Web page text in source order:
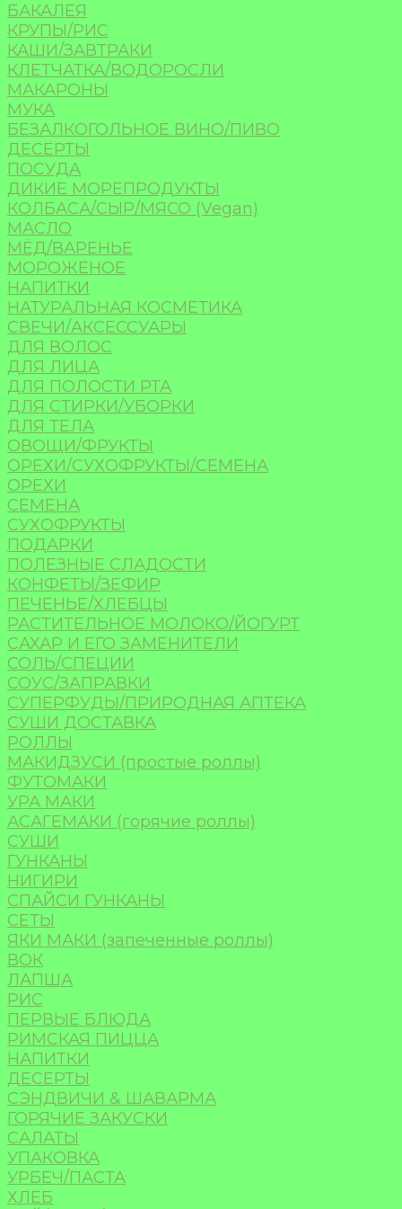
БАКАЛЕЯ
КРУПЫ/РИС
КАШИ/ЗАВТРАКИ
КЛЕТЧАТКА/ВОДОРОСЛИ
МАКАРОНЫ
МУКА
БЕЗАЛКОГОЛЬНОЕ ВИНО/ПИВО
ДЕСЕРТЫ
ПОСУДА
ДИКИЕ МОРЕПРОДУКТЫ
КОЛБАСА/СЫР/МЯСО (Vegan)
МАСЛО
МЁД/ВАРЕНЬЕ
МОРОЖЕНОЕ
НАПИТКИ
НАТУРАЛЬНАЯ КОСМЕТИКА
СВЕЧИ/АКСЕССУАРЫ
ДЛЯ ВОЛОС
ДЛЯ ЛИЦА
ДЛЯ ПОЛОСТИ РТА
ДЛЯ СТИРКИ/УБОРКИ
ДЛЯ ТЕЛА
ОВОЩИ/ФРУКТЫ
ОРЕХИ/СУХОФРУКТЫ/СЕМЕНА
ОРЕХИ
СЕМЕНА
СУХОФРУКТЫ
ПОДАРКИ
ПОЛЕЗНЫЕ СЛАДОСТИ
КОНФЕТЫ/ЗЕФИР
ПЕЧЕНЬЕ/ХЛЕБЦЫ
РАСТИТЕЛЬНОЕ МОЛОКО/ЙОГУРТ
САХАР И ЕГО ЗАМЕНИТЕЛИ
СОЛЬ/СПЕЦИИ
СОУС/ЗАПРАВКИ
СУПЕРФУДЫ/ПРИРОДНАЯ АПТЕКА
СУШИ ДОСТАВКА
РОЛЛЫ
МАКИДЗУСИ (простые роллы)
ФУТОМАКИ
УРА МАКИ
АСАГЕМАКИ (горячие роллы)
СУШИ
ГУНКАНЫ
НИГИРИ
СПАЙСИ ГУНКАНЫ
СЕТЫ
ЯКИ МАКИ (запеченные роллы)
ВОК
ЛАПША
РИС
ПЕРВЫЕ БЛЮДА
РИМСКАЯ ПИЦЦА
НАПИТКИ
ДЕСЕРТЫ
СЭНДВИЧИ & ШАВАРМА
ГОРЯЧИЕ ЗАКУСКИ
САЛАТЫ
УПАКОВКА
УРБЕЧ/ПАСТА
ХЛЕБ